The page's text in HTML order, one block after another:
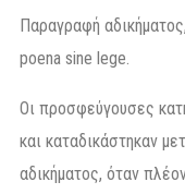
Παραγραφή
poena sine lege.
Οι προσφεύγουσες
και καταδικάστηκαν
αδικήματος, όταν